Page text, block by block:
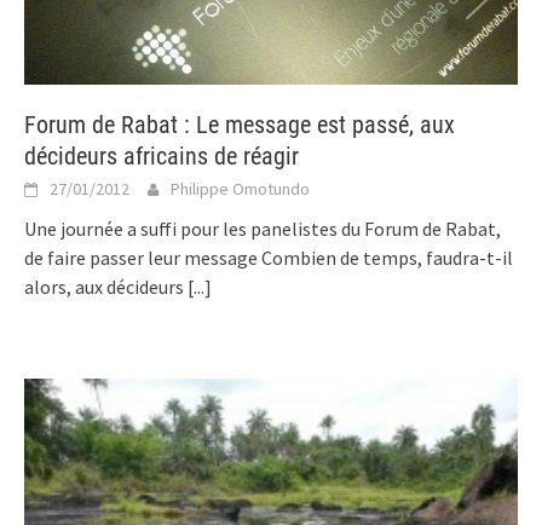
Forum de Rabat : Le message est passé, aux
décideurs africains de réagir
27/01/2012 Philippe Omotundo
Une journée a suffi pour les panelistes du Forum de Rabat,
de faire passer leur message Combien de temps, faudra-t-il
alors, aux décideurs [...]